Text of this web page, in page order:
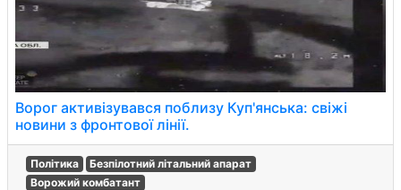
Ворог активізувався поблизу Куп'янська: свіжі
новини з фронтової лінії.
Політика
Безпілотний літальний апарат
Ворожий комбатант